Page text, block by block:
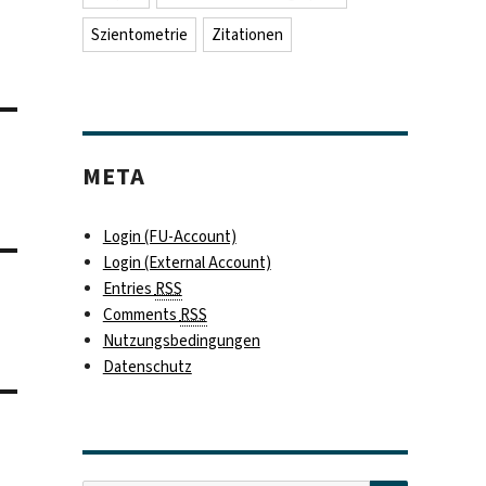
Szientometrie Zitationen
META
Login (FU-Account)
Login (External Account)
EntriesRSS
CommentsRSS
Nutzungsbedingungen
Datenschutz